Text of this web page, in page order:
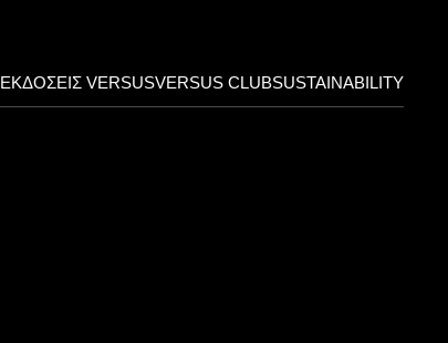
ΕΚΔΟΣΕΙΣ VERSUSVERSUS CLUBSUSTAINABILITY